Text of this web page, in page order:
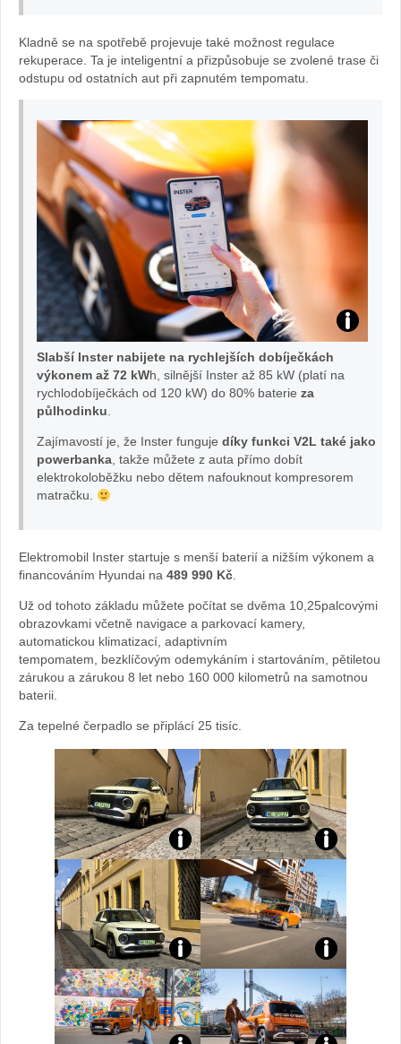
Kladně se na spotřebě projevuje také možnost regulace
rekuperace. Ta je inteligentní a přizpůsobuje se zvolené trase či
odstupu od ostatních aut při zapnutém tempomatu.
In
fot
da
Slabší Inster nabijete na rychlejších dobíječkách
výkonem až 72 kWh, silnější Inster až 85 kW (platí na
rychlodobíječkách od 120 kW) do 80% baterie za
půlhodinku.
Zajímavostí je, že Inster funguje díky funkci V2L také jako
powerbanka, takže můžete z auta přímo dobít
elektrokoloběžku nebo dětem nafouknout kompresorem
matračku.
Elektromobil Inster startuje s menší baterií a nižším výkonem a
financováním Hyundai na 489 990 Kč.
Už od tohoto základu můžete počítat se dvěma 10,25palcovými
obrazovkami včetně navigace a parkovací kamery,
automatickou klimatizací, adaptivním
tempomatem, bezklíčovým odemykáním i startováním, pětiletou
zárukou a zárukou 8 let nebo 160 000 kilometrů na samotnou
baterii.
Za tepelné čerpadlo se připlácí 25 tisíc.